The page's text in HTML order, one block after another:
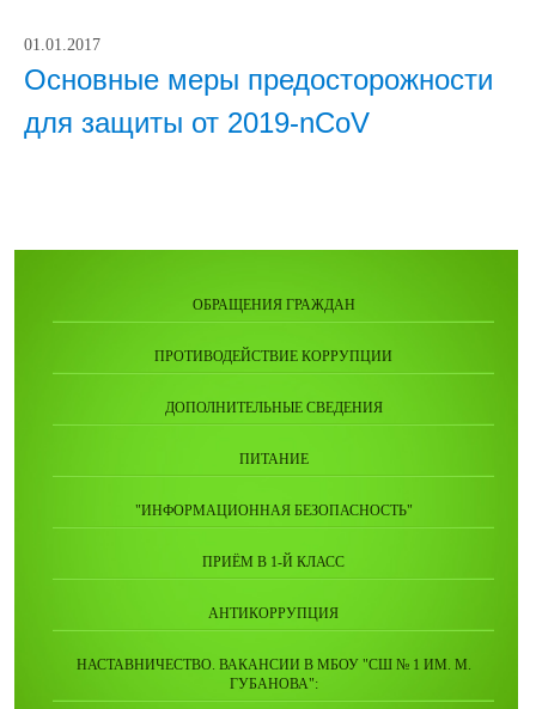
01.01.2017
Основные меры предосторожности
для защиты от 2019-nCoV
ОБРАЩЕНИЯ ГРАЖДАН
ПРОТИВОДЕЙСТВИЕ КОРРУПЦИИ
ДОПОЛНИТЕЛЬНЫЕ СВЕДЕНИЯ
ПИТАНИЕ
"ИНФОРМАЦИОННАЯ БЕЗОПАСНОСТЬ"
ПРИЁМ В 1-Й КЛАСС
АНТИКОРРУПЦИЯ
НАСТАВНИЧЕСТВО. ВАКАНСИИ В МБОУ "СШ № 1 ИМ. М.
ГУБАНОВА":